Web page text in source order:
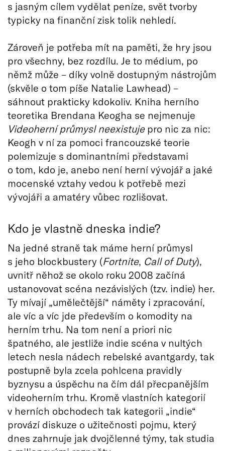
s jasným cílem vydělat peníze, svět tvorby
typicky na finanční zisk tolik nehledí.
Zároveň je potřeba mít na paměti, že hry jsou
pro všechny, bez rozdílu. Je to médium, po
němž může – díky volně dostupným nástrojům
(skvěle o tom píše Natalie Lawhead) –
sáhnout prakticky kdokoliv. Kniha herního
teoretika Brendana Keogha se nejmenuje
Videoherní průmysl neexistuje pro nic za nic:
Keogh v ní za pomoci francouzské teorie
polemizuje s dominantními představami
o tom, kdo je, anebo není herní vývojář a jaké
mocenské vztahy vedou k potřebě mezi
vývojáři a amatéry vůbec rozlišovat.
Kdo je vlastně dneska indie?
Na jedné straně tak máme herní průmysl
s jeho blockbustery (Fortnite, Call of Duty),
uvnitř něhož se okolo roku 2008 začíná
ustanovovat scéna nezávislých (tzv. indie) her.
Ty mívají „umělečtější“ náměty i zpracování,
ale víc a víc jde především o komodity na
herním trhu. Na tom není a priori nic
špatného, ale jestliže indie scéna v nultých
letech nesla nádech rebelské avantgardy, tak
postupně byla zcela pohlcena pravidly
byznysu a úspěchu na čím dál přecpanějším
videoherním trhu. Kromě vlastních kategorií
v herních obchodech tak kategorii „indie“
provází diskuze o užitečnosti pojmu, který
dnes zahrnuje jak dvojčlenné týmy, tak studia